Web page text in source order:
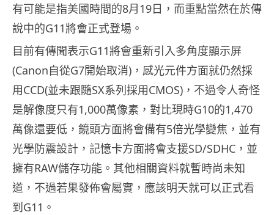
有可能是指美國時間的8月19日，而重點當然在於傳
說中的G11將會正式登場。
目前有傳聞表示G11將會重新引入多角度顯示屏
(Canon自從G7開始取消)，感光元件方面就仍然採
用CCD(並未跟隨SX系列採用CMOS)，不過令人奇怪
是解像度只有1,000萬像素，對比現時G10的1,470
萬像還要低，鏡頭方面將會備有5倍光學變焦，並有
光學防震設計，記憶卡方面將會支援SD/SDHC，並
擁有RAW儲存功能。其他相關資料就暫時尚未知
道，不過若果發佈會屬實，應該明天就可以正式看
到G11。